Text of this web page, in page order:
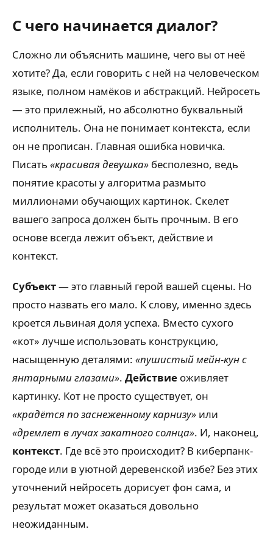
С чего начинается диалог?
Сложно ли объяснить машине, чего вы от неё
хотите? Да, если говорить с ней на человеческом
языке, полном намёков и абстракций. Нейросеть
— это прилежный, но абсолютно буквальный
исполнитель. Она не понимает контекста, если
он не прописан. Главная ошибка новичка.
Писать «красивая девушка» бесполезно, ведь
понятие красоты у алгоритма размыто
миллионами обучающих картинок. Скелет
вашего запроса должен быть прочным. В его
основе всегда лежит объект, действие и
контекст.
Субъект— это главный герой вашей сцены. Но
просто назвать его мало. К слову, именно здесь
кроется львиная доля успеха. Вместо сухого
«кот» лучше использовать конструкцию,
насыщенную деталями: «пушистый мейн-кун с
янтарными глазами». Действие оживляет
картинку. Кот не просто существует, он
«крадётся по заснеженному карнизу» или
«дремлет в лучах закатного солнца». И, наконец,
контекст. Где всё это происходит? В киберпанк-
городе или в уютной деревенской избе? Без этих
уточнений нейросеть дорисует фон сама, и
результат может оказаться довольно
неожиданным.